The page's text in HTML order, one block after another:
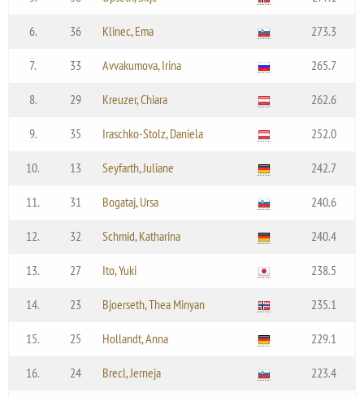
6. 36 Klinec, Ema 273.3
7. 33 Avvakumova, Irina 265.7
8. 29 Kreuzer, Chiara 262.6
9. 35 Iraschko-Stolz, Daniela 252.0
10. 13 Seyfarth, Juliane 242.7
11. 31 Bogataj, Ursa 240.6
12. 32 Schmid, Katharina 240.4
13. 27 Ito, Yuki 238.5
14. 23 Bjoerseth, Thea Minyan 235.1
15. 25 Hollandt, Anna 229.1
16. 24 Brecl, Jerneja 223.4